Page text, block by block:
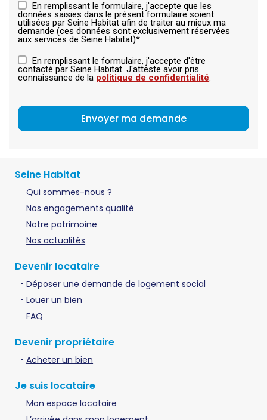
En remplissant le formulaire, j'accepte que les
données saisies dans le présent formulaire soient
utilisées par Seine Habitat afin de traiter au mieux ma
demande (ces données sont exclusivement réservées
aux services de Seine Habitat)*.
En remplissant le formulaire, j'accepte d'être
contacté par Seine Habitat. J'atteste avoir pris
connaissance de la politique de confidentialité.
Seine Habitat
Qui sommes-nous ?
Nos engagements qualité
Notre patrimoine
Nos actualités
Devenir locataire
Déposer une demande de logement social
Louer un bien
FAQ
Devenir propriétaire
Acheter un bien
Je suis locataire
Mon espace locataire